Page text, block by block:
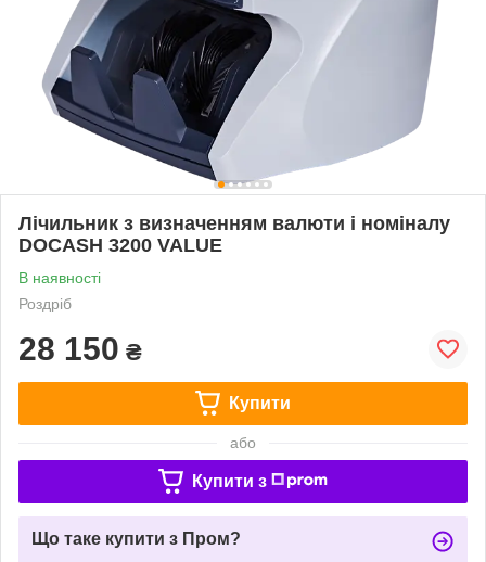
Лічильник з визначенням валюти і номіналу
DOCASH 3200 VALUE
В наявності
Роздріб
28 150 ₴
Купити
або
Купити з
Що таке купити з Пром?